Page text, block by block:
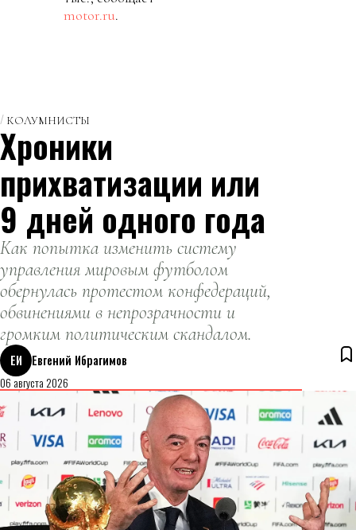
motor.ru.
КОЛУМНИСТЫ
Хроники
прихватизации или
9 дней одного года
Как попытка изменить систему
управления мировым футболом
обернулась протестом конфедераций,
обвинениями в непрозрачности и
громким политическим скандалом.
ЕИ
Евгений Ибрагимов
06 августа 2026